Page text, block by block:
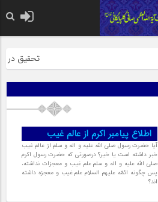
تحقیق در
اطلاع پیامبر اکرم از عالم غیب
آیا حضرت رسول صلی الله علیه و اله و سلم از عالم غیب
خبر داشته است یا خیر؟ درصورتى که حضرت رسول اکرم
صلی الله علیه و اله و سلم علم غیب و معجزات نداشته،
پس چگونه ائمّه علیهم السلام علم غیب و معجزه داشته
اند؟